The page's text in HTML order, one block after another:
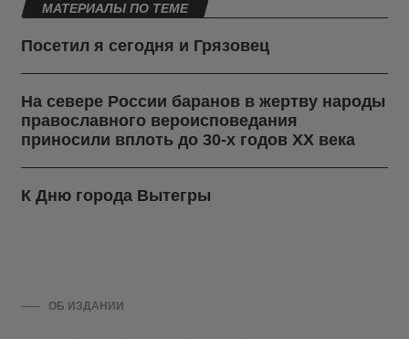
МАТЕРИАЛЫ ПО ТЕМЕ
Посетил я сегодня и Грязовец
На севере России баранов в жертву народы
православного вероисповедания
приносили вплоть до 30-х годов ХХ века
К Дню города Вытегры
ОБ ИЗДАНИИ